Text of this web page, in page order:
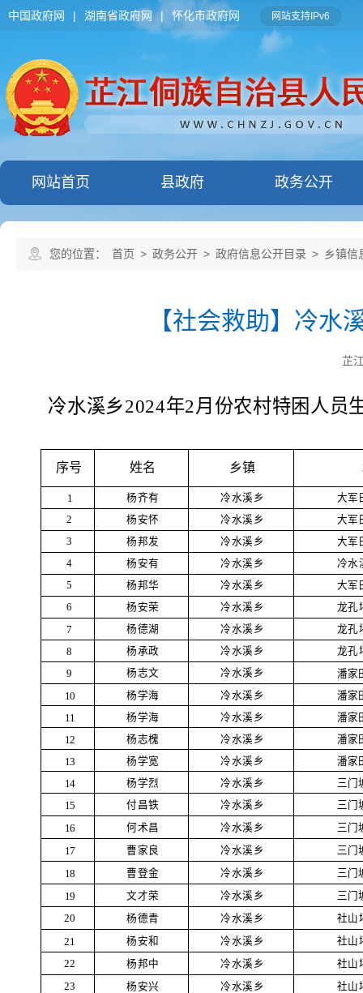
中国政府网 | 湖南省政府网 | 怀化市政府网 网站支持IPv6
网站首页 县政府 政务公开
您的位置： 首页 > 政务公开 > 政府信息公开目录 > 乡镇信
【社会救助】冷水
芷
冷水溪乡2024年2月份农村特困人员
序号 姓名 乡镇
1 杨齐有 冷水溪乡
大军
2
杨安怀 冷水溪乡
大军
3
杨邦发 冷水溪乡
大军
4
杨安有 冷水溪乡
冷水
5
杨邦华 冷水溪乡
大军
6
杨安荣 冷水溪乡
龙孔
7
杨德湖 冷水溪乡
龙孔
8
杨承政 冷水溪乡
龙孔
9
杨志文 冷水溪乡 潘家
10 杨学海 冷水溪乡 潘家
11 杨学海 冷水溪乡 潘家
12 杨志槐 冷水溪乡 潘家
13 杨学宽 冷水溪乡 潘家
14 杨学烈 冷水溪乡 三门
15 付昌铁 冷水溪乡 三门
16 何术昌 冷水溪乡 三门
17 曹家良 冷水溪乡 三门
18 曹登金 冷水溪乡 三门
19 文才荣 冷水溪乡 三门
20 杨德青 冷水溪乡 社山
21 杨安和 冷水溪乡 社山
22 杨邦中 冷水溪乡 社山
23 杨安兴 冷水溪乡 社山